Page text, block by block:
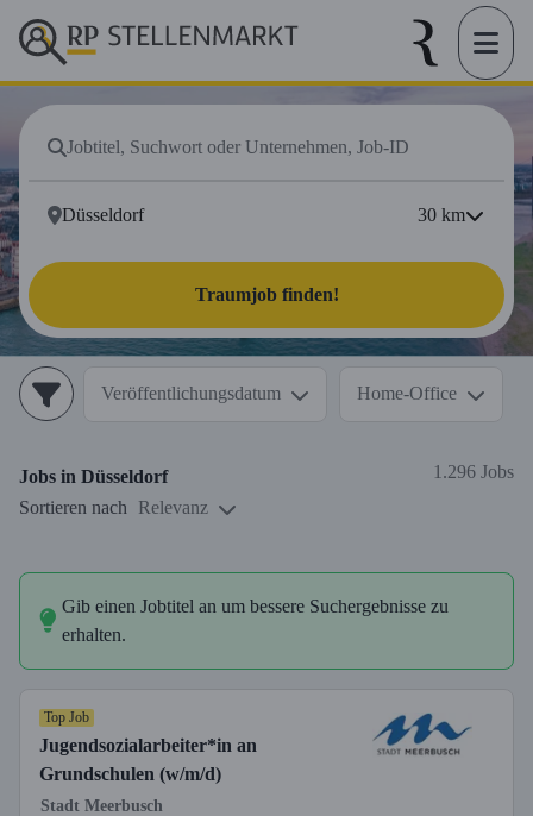
30 km
Traumjob finden!
Veröffentlichungsdatum Home-Office
Jobs in Düsseldorf
1.296 Jobs
Sortieren nach
Relevanz
Gib einen Jobtitel an um bessere Suchergebnisse zu
erhalten.
Top Job
Jugendsozialarbeiter*in an
Grundschulen (w/m/d)
Stadt Meerbusch